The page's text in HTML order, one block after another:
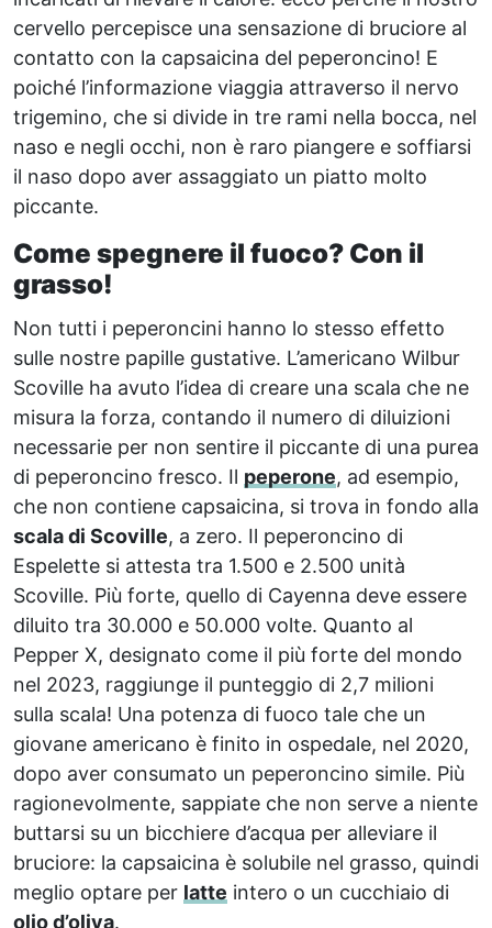
cervello percepisce una sensazione di bruciore al
contatto con la capsaicina del peperoncino! E
poiché l’informazione viaggia attraverso il nervo
trigemino, che si divide in tre rami nella bocca, nel
naso e negli occhi, non è raro piangere e soffiarsi
il naso dopo aver assaggiato un piatto molto
piccante.
Come spegnere il fuoco? Con il
grasso!
Non tutti i peperoncini hanno lo stesso effetto
sulle nostre papille gustative. L’americano Wilbur
Scoville ha avuto l’idea di creare una scala che ne
misura la forza, contando il numero di diluizioni
necessarie per non sentire il piccante di una purea
di peperoncino fresco. Il peperone, ad esempio,
che non contiene capsaicina, si trova in fondo alla
scala di Scoville, a zero. Il peperoncino di
Espelette si attesta tra 1.500 e 2.500 unità
Scoville. Più forte, quello di Cayenna deve essere
diluito tra 30.000 e 50.000 volte. Quanto al
Pepper X, designato come il più forte del mondo
nel 2023, raggiunge il punteggio di 2,7 milioni
sulla scala! Una potenza di fuoco tale che un
giovane americano è finito in ospedale, nel 2020,
dopo aver consumato un peperoncino simile. Più
ragionevolmente, sappiate che non serve a niente
buttarsi su un bicchiere d’acqua per alleviare il
bruciore: la capsaicina è solubile nel grasso, quindi
meglio optare per latte intero o un cucchiaio di
olio d’oliva.